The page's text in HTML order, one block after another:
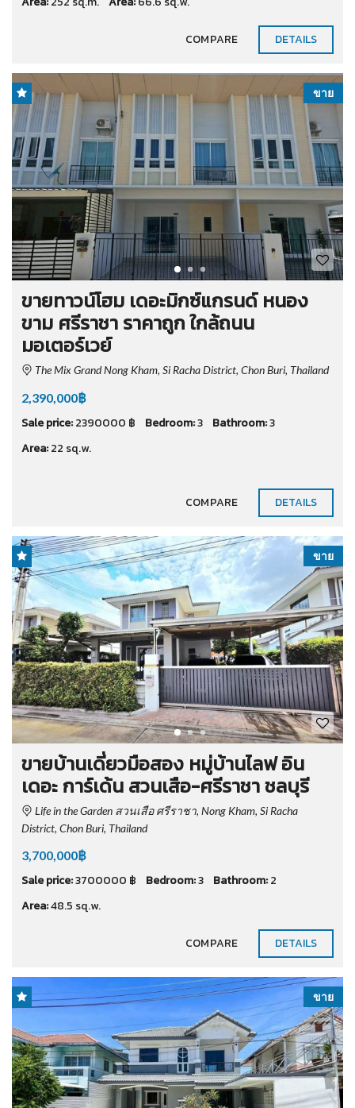
COMPARE DETAILS
ขาย
ขายทาวน์โฮม เดอะมิกซ์แกรนด์ หนอง
ขาม ศรีราชา ราคาถูก ใกล้ถนน
มอเตอร์เวย์
The Mix Grand Nong Kham, Si Racha District, Chon Buri, Thailand
2,390,000฿
Sale price:2390000 ฿ Bedroom:3 Bathroom:3
Area:22 sq.w.
COMPARE DETAILS
ขาย
ขายบ้านเดี่ยวมือสอง หมู่บ้านไลฟ อิน
เดอะ การ์เด้น สวนเสือ-ศรีราชา ชลบุรี
Life in the Garden สวนเสือ ศรีราชา, Nong Kham, Si Racha
District, Chon Buri, Thailand
3,700,000฿
Sale price:3700000 ฿ Bedroom:3 Bathroom:2
Area:48.5 sq.w.
COMPARE DETAILS
ขาย